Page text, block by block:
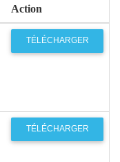
Action
TÉLÉCHARGER
TÉLÉCHARGER